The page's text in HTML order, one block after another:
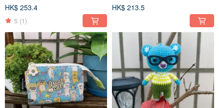
HK$ 253.4
5 (1)
HK$ 213.5